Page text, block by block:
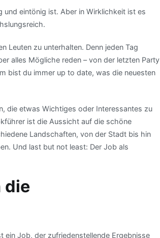
eintönig ist. Aber in Wirklichkeit ist es
Leuten zu unterhalten. Denn jeden Tag
alles Mögliche reden – von der letzten Party
bist du immer up to date, was die neuesten
die etwas Wichtiges oder Interessantes zu
ist die Aussicht auf die schöne
Landschaften, von der Stadt bis hin
Und last but not least: Der Job als
die
ein Job, der zufriedenstellende Ergebnisse